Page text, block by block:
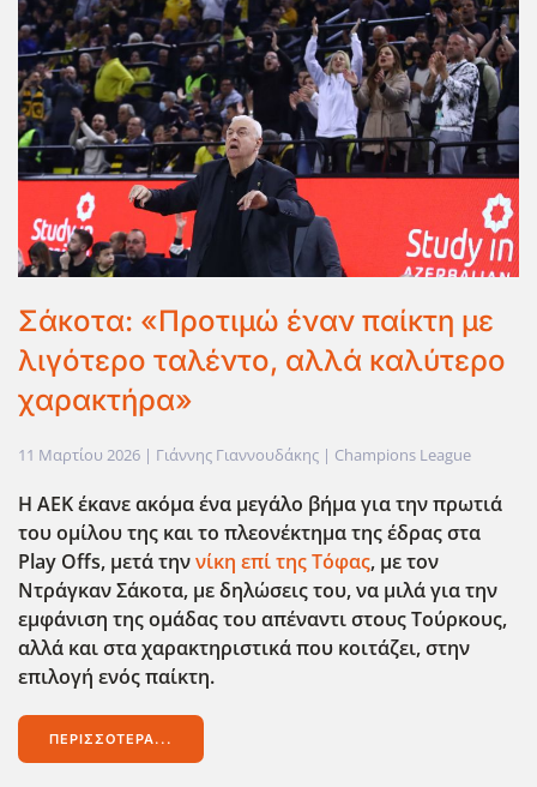
Σάκοτα: «Προτιμώ έναν παίκτη με
λιγότερο ταλέντο, αλλά καλύτερο
χαρακτήρα»
11 Μαρτίου 2026 | Γιάννης Γιαννουδάκης | Champions League
Η ΑΕΚ έκανε ακόμα ένα μεγάλο βήμα για την πρωτιά
του ομίλου της και το πλεονέκτημα της έδρας στα
Play Offs, μετά τηννίκη επί της Τόφας, με τον
Ντράγκαν Σάκοτα, με δηλώσεις του, να μιλά για την
εμφάνιση της ομάδας του απέναντι στους Τούρκους,
αλλά και στα χαρακτηριστικά που κοιτάζει, στην
επιλογή ενός παίκτη.
ΠΕΡΙΣΣΌΤΕΡΑ...